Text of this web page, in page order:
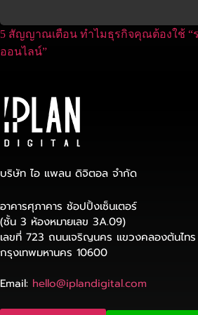
5 สัญญาณเตือน ทำไมธุรกิจคุณต้องใช้ “
ออนไลน์”
บริษัท ไอ แพลน ดิจิตอล จำกัด
อาคารศุภาคาร ช้อปปิ้งเซ็นเตอร์
(ชั้น 3 ห้องหมายเลข 3A.09)
เลขที่ 723 ถนนเจริญนคร แขวงคลองต้นไท
กรุงเทพมหานคร 10600
Email: hello@iplandigital.com